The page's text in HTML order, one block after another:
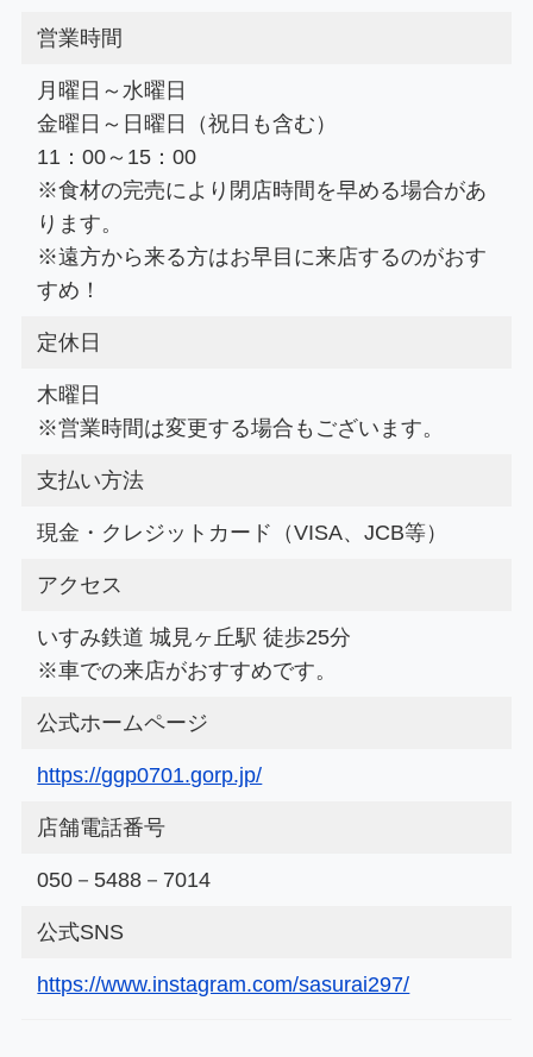
営業時間
月曜日～水曜日
金曜日～日曜日（祝日も含む）
11：00～15：00
※食材の完売により閉店時間を早める場合があ
ります。
※遠方から来る方はお早目に来店するのがおす
すめ！
定休日
木曜日
※営業時間は変更する場合もございます。
支払い方法
現金・クレジットカード（VISA、JCB等）
アクセス
いすみ鉄道 城見ヶ丘駅 徒歩25分
※車での来店がおすすめです。
公式ホームページ
https://ggp0701.gorp.jp/
店舗電話番号
050－5488－7014
公式SNS
https://www.instagram.com/sasurai297/